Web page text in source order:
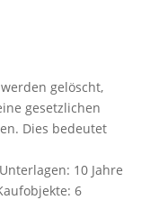
gelöscht,
gesetzlichen
Dies bedeutet
10 Jahre
6